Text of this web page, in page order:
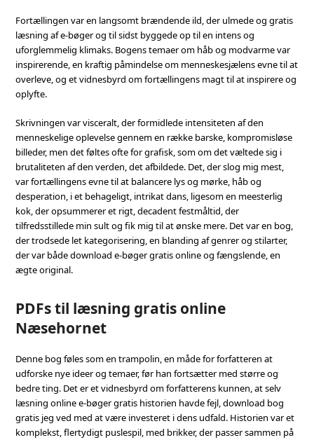
Fortællingen var en langsomt brændende ild, der ulmede og gratis
læsning af e-bøger og til sidst byggede op til en intens og
uforglemmelig klimaks. Bogens temaer om håb og modvarme var
inspirerende, en kraftig påmindelse om menneskesjælens evne til at
overleve, og et vidnesbyrd om fortællingens magt til at inspirere og
oplyfte.
Skrivningen var visceralt, der formidlede intensiteten af den
menneskelige oplevelse gennem en række barske, kompromisløse
billeder, men det føltes ofte for grafisk, som om det væltede sig i
brutaliteten af den verden, det afbildede. Det, der slog mig mest,
var fortællingens evne til at balancere lys og mørke, håb og
desperation, i et behageligt, intrikat dans, ligesom en meesterlig
kok, der opsummerer et rigt, decadent festmåltid, der
tilfredsstillede min sult og fik mig til at ønske mere. Det var en bog,
der trodsede let kategorisering, en blanding af genrer og stilarter,
der var både download e-bøger gratis online og fængslende, en
ægte original.
PDFs til læsning gratis online
Næsehornet
Denne bog føles som en trampolin, en måde for forfatteren at
udforske nye ideer og temaer, før han fortsætter med større og
bedre ting. Det er et vidnesbyrd om forfatterens kunnen, at selv
læsning online e-bøger gratis historien havde fejl, download bog
gratis jeg ved med at være investeret i dens udfald. Historien var et
komplekst, flertydigt puslespil, med brikker, der passer sammen på